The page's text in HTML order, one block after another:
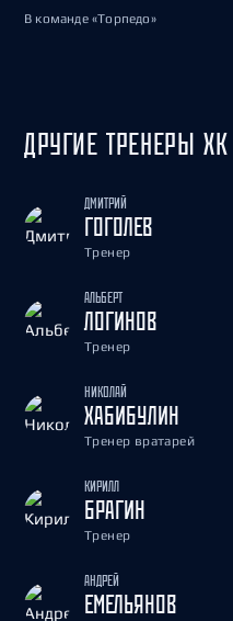
В команде «Торпедо»
ДРУГИЕ ТРЕНЕРЫ
ДМИТРИЙ
ГОГОЛЕВ
Тренер
АЛЬБЕРТ
ЛОГИНОВ
Тренер
НИКОЛАЙ
ХАБИБУЛИН
Тренер вратарей
КИРИЛЛ
БРАГИН
Тренер
АНДРЕЙ
ЕМЕЛЬЯНОВ